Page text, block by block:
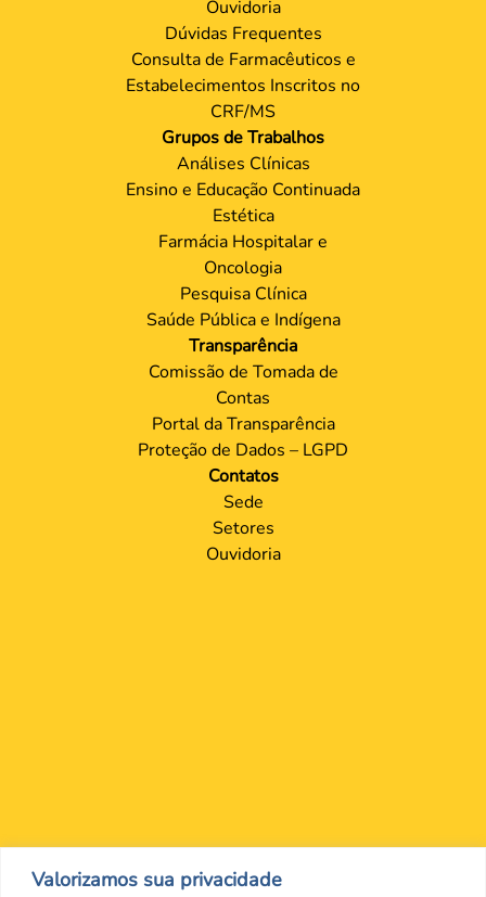
Valorizamos sua privacidade
Ouvidoria
Dúvidas Frequentes
Consulta de Farmacêuticos e
Estabelecimentos Inscritos no
CRF/MS
Grupos de Trabalhos
Análises Clínicas
Ensino e Educação Continuada
Estética
Farmácia Hospitalar e
Oncologia
Pesquisa Clínica
Saúde Pública e Indígena
Transparência
Comissão de Tomada de
Contas
Portal da Transparência
Proteção de Dados – LGPD
Contatos
Sede
Setores
Ouvidoria